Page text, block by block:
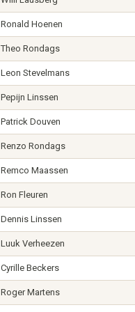
Ronald Hoenen
Theo Rondags
Leon Stevelmans
Pepijn Linssen
Patrick Douven
Renzo Rondags
Remco Maassen
Ron Fleuren
Dennis Linssen
Luuk Verheezen
Cyrille Beckers
Roger Martens